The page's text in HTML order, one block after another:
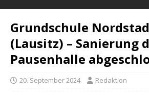
Grundschule
(Lausitz) – Sanierung
Pausenhalle
20. September 2024 Redaktion